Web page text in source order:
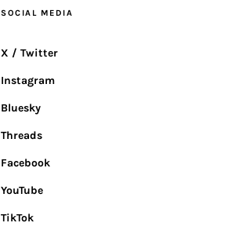
SOCIAL MEDIA
X / Twitter
Instagram
Bluesky
Threads
Facebook
YouTube
TikTok